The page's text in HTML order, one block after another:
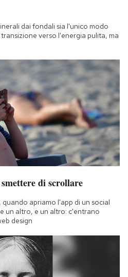
dai fondali sia l'unico modo
verso l'energia pulita, ma
di scrollare
apriamo l'app di un social
un altro, e un altro: c'entrano
design